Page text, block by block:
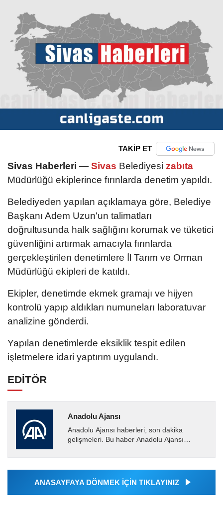
TAKİP ET
Sivas Haberleri — Sivas Belediyesi zabıta
Müdürlüğü ekiplerince fırınlarda denetim yapıldı.
Belediyeden yapılan açıklamaya göre, Belediye
Başkanı Adem Uzun'un talimatları
doğrultusunda halk sağlığını korumak ve tüketici
güvenliğini artırmak amacıyla fırınlarda
gerçekleştirilen denetimlere İl Tarım ve Orman
Müdürlüğü ekipleri de katıldı.
Ekipler, denetimde ekmek gramajı ve hijyen
kontrolü yapıp aldıkları numuneları laboratuvar
analizine gönderdi.
Yapılan denetimlerde eksiklik tespit edilen
işletmelere idari yaptırım uygulandı.
EDİTÖR
Anadolu Ajansı
Anadolu Ajansı haberleri, son dakika
gelişmeleri. Bu haber Anadolu Ajansı
tarafından geçilen tüm...
ANASAYFAYA DÖNMEK İÇİN TIKLAYINIZ